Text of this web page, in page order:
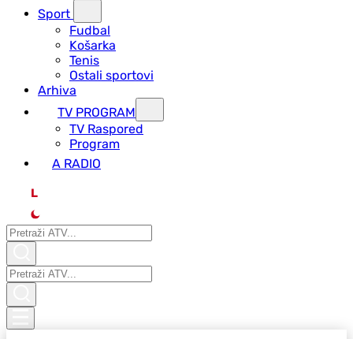
Sport
Fudbal
Košarka
Tenis
Ostali sportovi
Arhiva
TV PROGRAM
ТV Raspored
Program
A RADIO
L